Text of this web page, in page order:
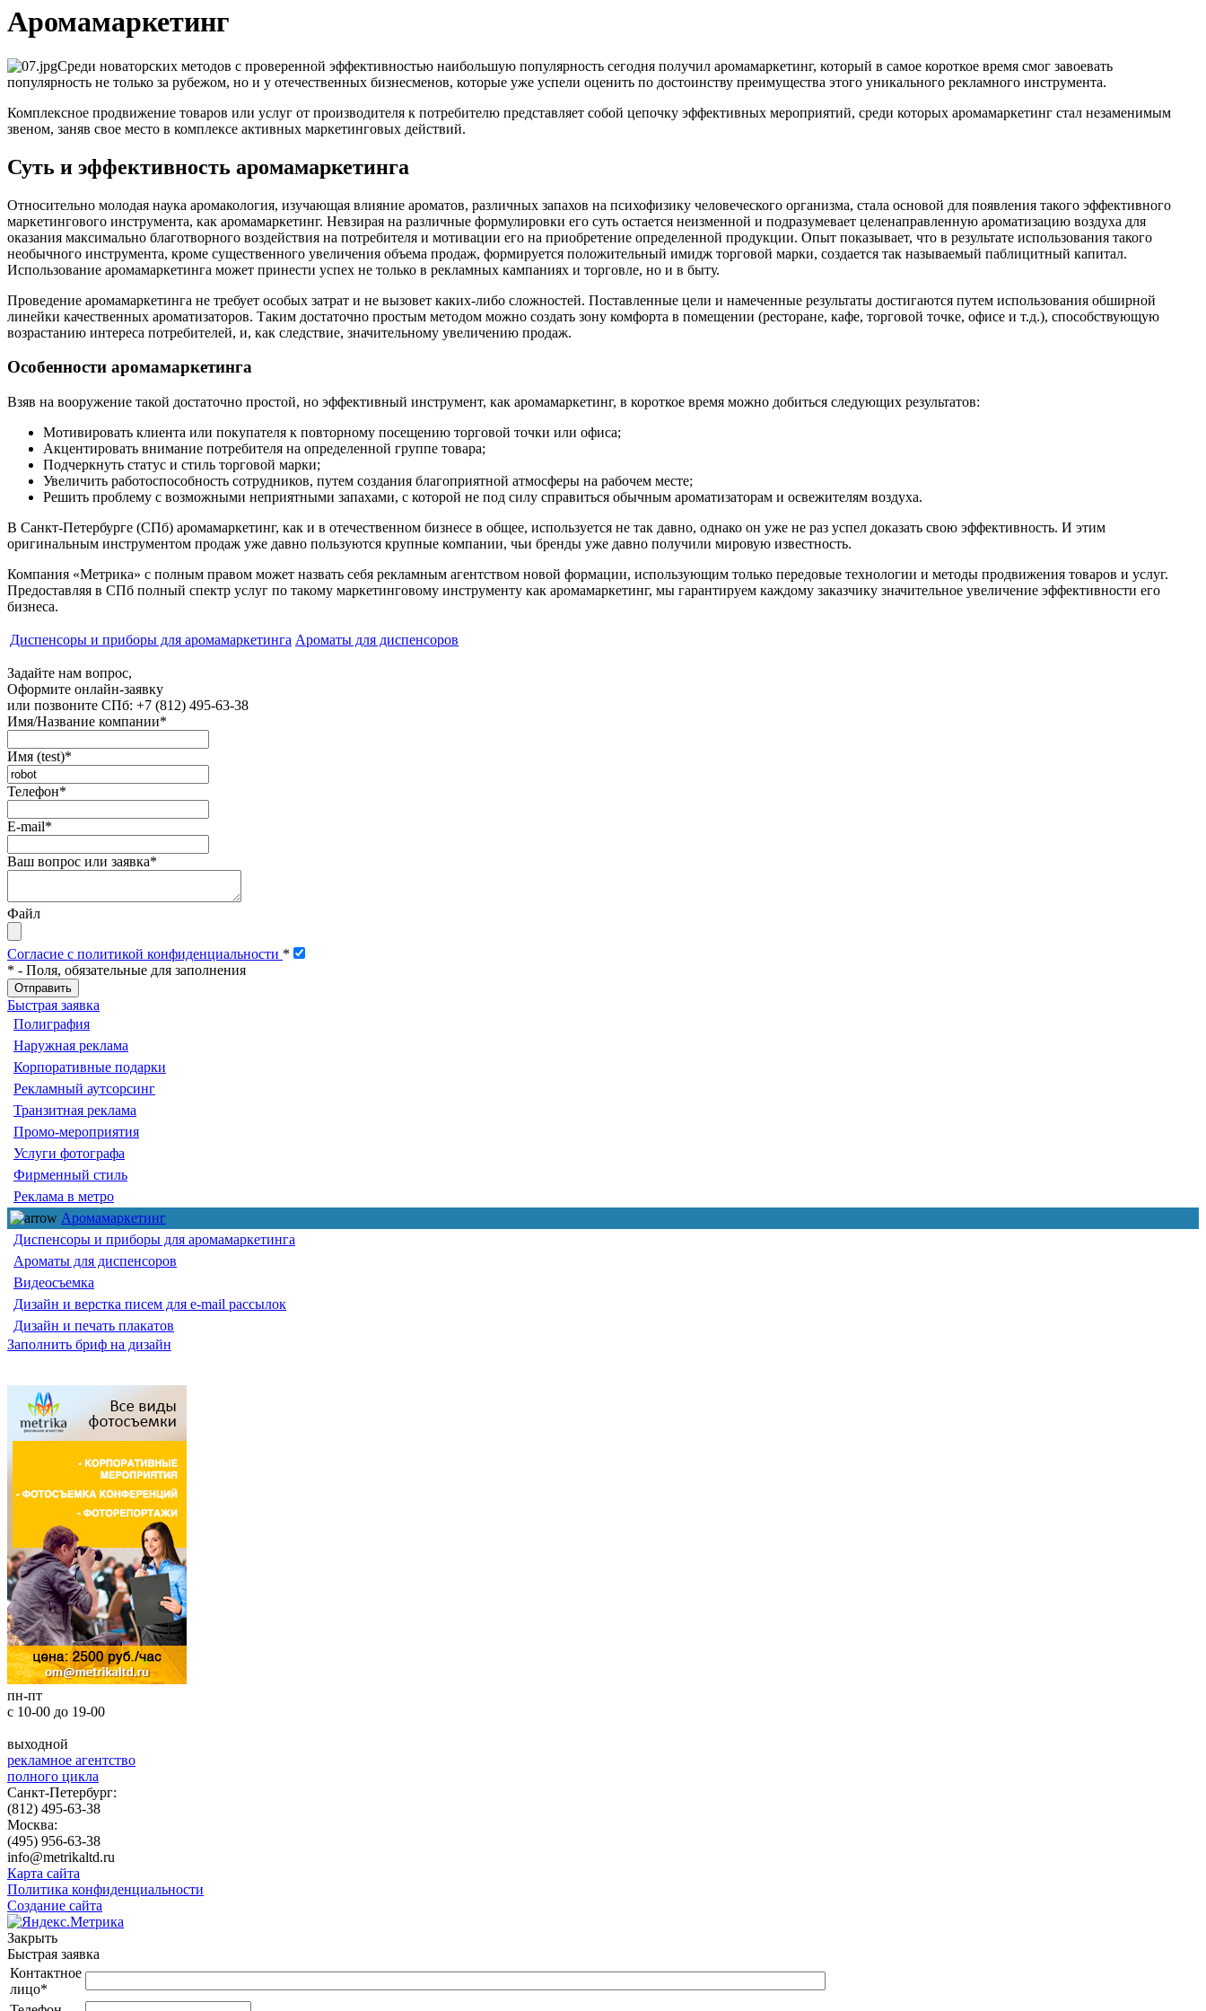
Аромамаркетинг
Среди новаторских методов с проверенной эффективностью наибольшую популярность сегодня получил аромамаркетинг, который в самое короткое время смог завоевать
популярность не только за рубежом, но и у отечественных бизнесменов, которые уже успели оценить по достоинству преимущества этого уникального рекламного инструмента.
Комплексное продвижение товаров или услуг от производителя к потребителю представляет собой цепочку эффективных мероприятий, среди которых аромамаркетинг стал незаменимым
звеном, заняв свое место в комплексе активных маркетинговых действий.
Суть и эффективность аромамаркетинга
Относительно молодая наука аромакология, изучающая влияние ароматов, различных запахов на психофизику человеческого организма, стала основой для появления такого эффективного
маркетингового инструмента, как аромамаркетинг. Невзирая на различные формулировки его суть остается неизменной и подразумевает целенаправленную ароматизацию воздуха для
оказания максимально благотворного воздействия на потребителя и мотивации его на приобретение определенной продукции. Опыт показывает, что в результате использования такого
необычного инструмента, кроме существенного увеличения объема продаж, формируется положительный имидж торговой марки, создается так называемый паблицитный капитал.
Использование аромамаркетинга может принести успех не только в рекламных кампаниях и торговле, но и в быту.
Проведение аромамаркетинга не требует особых затрат и не вызовет каких-либо сложностей. Поставленные цели и намеченные результаты достигаются путем использования обширной
линейки качественных ароматизаторов. Таким достаточно простым методом можно создать зону комфорта в помещении (ресторане, кафе, торговой точке, офисе и т.д.), способствующую
возрастанию интереса потребителей, и, как следствие, значительному увеличению продаж.
Особенности аромамаркетинга
Взяв на вооружение такой достаточно простой, но эффективный инструмент, как аромамаркетинг, в короткое время можно добиться следующих результатов:
Мотивировать клиента или покупателя к повторному посещению торговой точки или офиса;
Акцентировать внимание потребителя на определенной группе товара;
Подчеркнуть статус и стиль торговой марки;
Увеличить работоспособность сотрудников, путем создания благоприятной атмосферы на рабочем месте;
Решить проблему с возможными неприятными запахами, с которой не под силу справиться обычным ароматизаторам и освежителям воздуха.
В Санкт-Петербурге (СПб) аромамаркетинг, как и в отечественном бизнесе в общее, используется не так давно, однако он уже не раз успел доказать свою эффективность. И этим
оригинальным инструментом продаж уже давно пользуются крупные компании, чьи бренды уже давно получили мировую известность.
Компания «Метрика» с полным правом может назвать себя рекламным агентством новой формации, использующим только передовые технологии и методы продвижения товаров и услуг.
Предоставляя в СПб полный спектр услуг по такому маркетинговому инструменту как аромамаркетинг, мы гарантируем каждому заказчику значительное увеличение эффективности его
бизнеса.
Диспенсоры и приборы для аромамаркетинга Ароматы для диспенсоров
Задайте нам вопрос,
Оформите онлайн-заявку
или позвоните СПб: +7 (812) 495-63-38
Имя/Название компании*
Имя (test)*
Телефон*
E-mail*
Ваш вопрос или заявка*
Файл
Согласие с политикой конфиденциальности *
* - Поля, обязательные для заполнения
Быстрая заявка
Полиграфия
Наружная реклама
Корпоративные подарки
Рекламный аутсорсинг
Транзитная реклама
Промо-мероприятия
Услуги фотографа
Фирменный стиль
Реклама в метро
Аромамаркетинг
Диспенсоры и приборы для аромамаркетинга
Ароматы для диспенсоров
Видеосъемка
Дизайн и верстка писем для e-mail рассылок
Дизайн и печать плакатов
Заполнить бриф на дизайн
пн-пт
с 10-00 до 19-00
выходной
рекламное агентство
полного цикла
Санкт-Петербург:
(812) 495-63-38
Москва:
(495) 956-63-38
info@metrikaltd.ru
Карта сайта
Политика конфиденциальности
Создание сайта
Закрыть
Быстрая заявка
Контактное
лицо*